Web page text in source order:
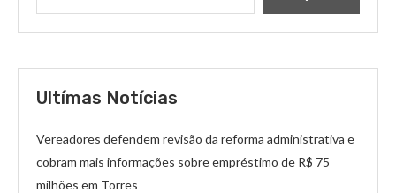
Ultímas Notícias
Vereadores defendem revisão da reforma administrativa e
cobram mais informações sobre empréstimo de R$ 75
milhões em Torres